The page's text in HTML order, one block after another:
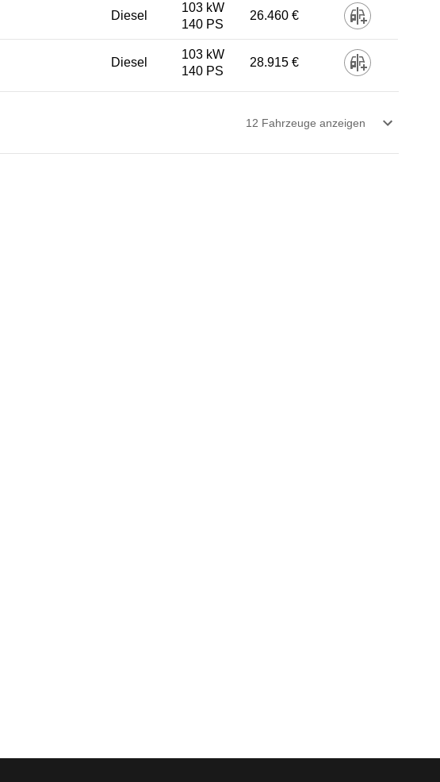
Diesel
103 kW
140 PS
26.460 €
Diesel
103 kW
140 PS
28.915 €
12 Fahrzeuge anzeigen